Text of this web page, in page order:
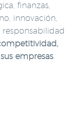
finanzas,
innovación,
empresas.